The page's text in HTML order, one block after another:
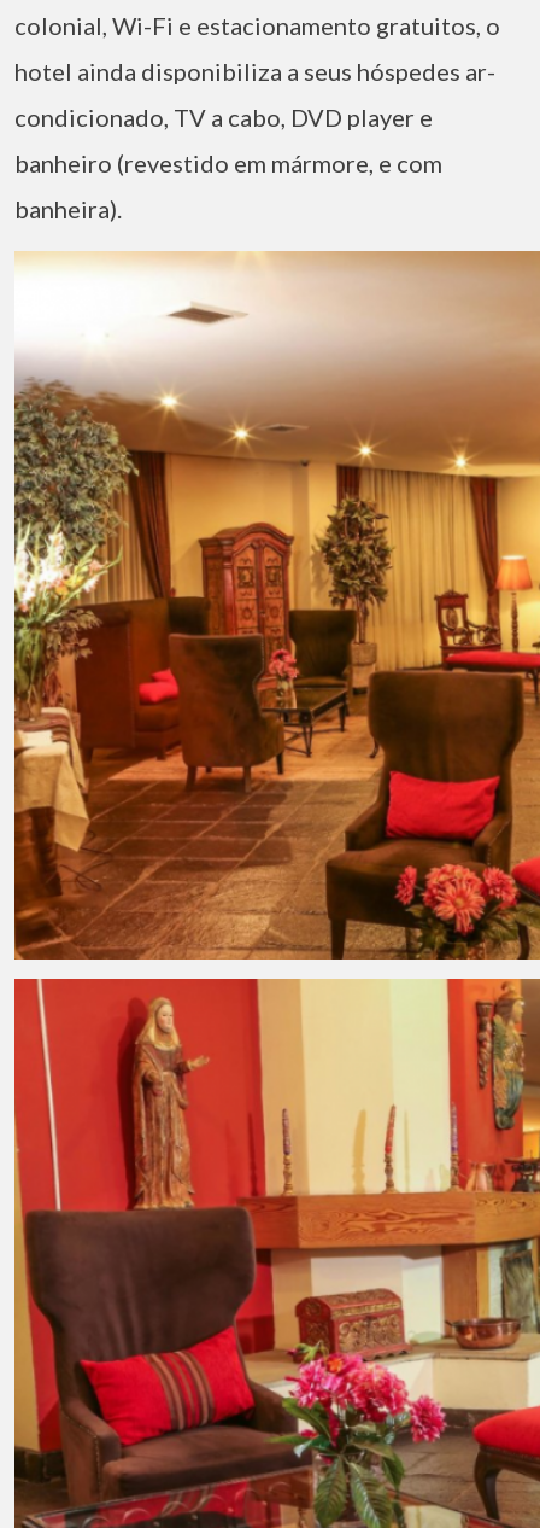
colonial, Wi-Fi e estacionamento gratuitos, o
hotel ainda disponibiliza a seus hóspedes ar-
condicionado, TV a cabo, DVD player e
banheiro (revestido em mármore, e com
banheira).